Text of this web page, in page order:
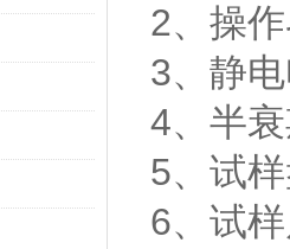
2、操
3、静
4、半
5、试
6、试